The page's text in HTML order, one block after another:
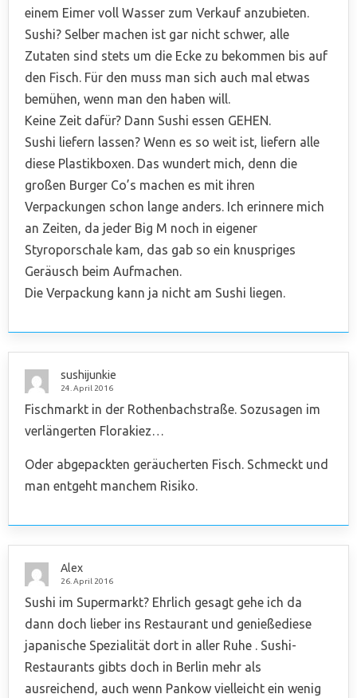
einem Eimer voll Wasser zum Verkauf anzubieten.
Sushi? Selber machen ist gar nicht schwer, alle
Zutaten sind stets um die Ecke zu bekommen bis auf
den Fisch. Für den muss man sich auch mal etwas
bemühen, wenn man den haben will.
Keine Zeit dafür? Dann Sushi essen GEHEN.
Sushi liefern lassen? Wenn es so weit ist, liefern alle
diese Plastikboxen. Das wundert mich, denn die
großen Burger Co’s machen es mit ihren
Verpackungen schon lange anders. Ich erinnere mich
an Zeiten, da jeder Big M noch in eigener
Styroporschale kam, das gab so ein knuspriges
Geräusch beim Aufmachen.
Die Verpackung kann ja nicht am Sushi liegen.
sushijunkie
24. April 2016
Fischmarkt in der Rothenbachstraße. Sozusagen im
verlängerten Florakiez…
Oder abgepackten geräucherten Fisch. Schmeckt und
man entgeht manchem Risiko.
Alex
26. April 2016
Sushi im Supermarkt? Ehrlich gesagt gehe ich da
dann doch lieber ins Restaurant und genießediese
japanische Spezialität dort in aller Ruhe . Sushi-
Restaurants gibts doch in Berlin mehr als
ausreichend, auch wenn Pankow vielleicht ein wenig